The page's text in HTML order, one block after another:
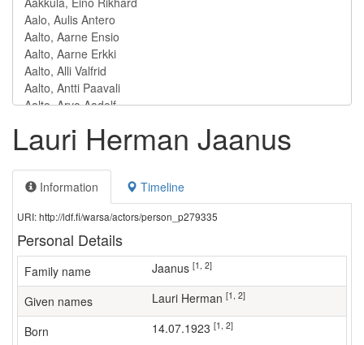
Lauri Herman Jaanus
Information Timeline
URI: http://ldf.fi/warsa/actors/person_p279335
Personal Details
Family name Jaanus [1, 2]
Given names Lauri Herman [1, 2]
Born 14.07.1923 [1, 2]